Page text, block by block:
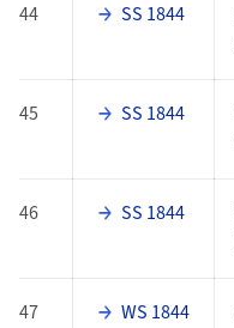
44 SS 1844
45 SS 1844
46 SS 1844
47 WS 1844